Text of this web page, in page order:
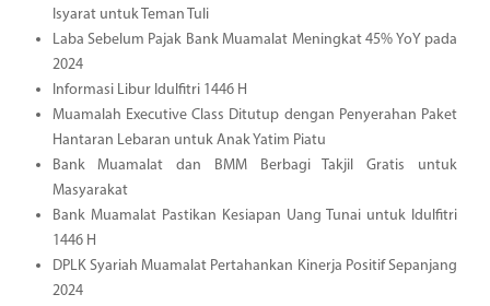
Isyarat untuk Teman Tuli
Laba Sebelum Pajak Bank Muamalat Meningkat 45% YoY pada
2024
Informasi Libur Idulfitri 1446 H
Muamalah Executive Class Ditutup dengan Penyerahan Paket
Hantaran Lebaran untuk Anak Yatim Piatu
Bank Muamalat dan BMM Berbagi Takjil Gratis untuk
Masyarakat
Bank Muamalat Pastikan Kesiapan Uang Tunai untuk Idulfitri
1446 H
DPLK Syariah Muamalat Pertahankan Kinerja Positif Sepanjang
2024